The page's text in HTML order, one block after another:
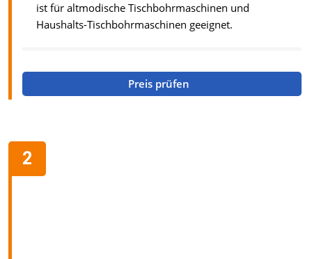
ist für altmodische Tischbohrmaschinen und
Haushalts-Tischbohrmaschinen geeignet.
Preis prüfen